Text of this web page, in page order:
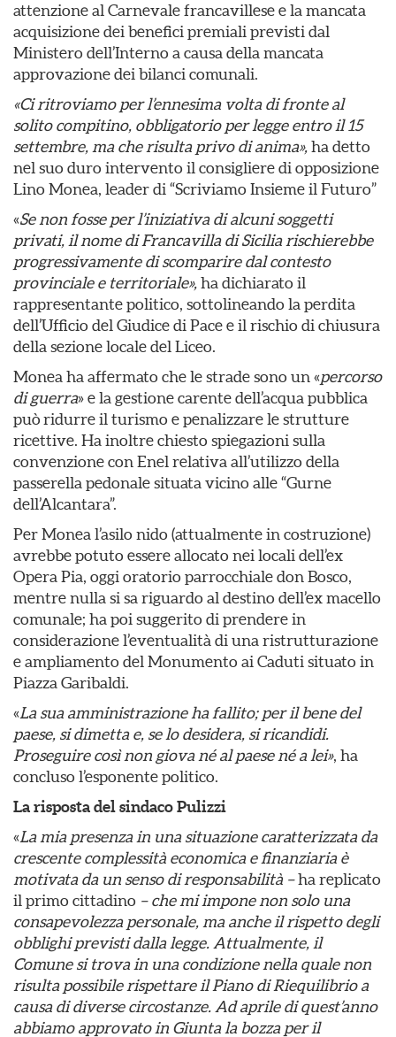
attenzione al Carnevale francavillese e la mancata
acquisizione dei benefici premiali previsti dal
Ministero dell’Interno a causa della mancata
approvazione dei bilanci comunali.
«Ci ritroviamo per l’ennesima volta di fronte al
solito compitino, obbligatorio per legge entro il 15
settembre, ma che risulta privo di anima»,ha detto
nel suo duro intervento il consigliere di opposizione
Lino Monea, leader di “Scriviamo Insieme il Futuro”
«Se non fosse per l’iniziativa di alcuni soggetti
privati, il nome di Francavilla di Sicilia rischierebbe
progressivamente di scomparire dal contesto
provinciale e territoriale»,ha dichiarato il
rappresentante politico, sottolineando la perdita
dell’Ufficio del Giudice di Pace e il rischio di chiusura
della sezione locale del Liceo.
Monea ha affermato che le strade sono un «percorso
di guerra» e la gestione carente dell’acqua pubblica
può ridurre il turismo e penalizzare le strutture
ricettive. Ha inoltre chiesto spiegazioni sulla
convenzione con Enel relativa all’utilizzo della
passerella pedonale situata vicino alle “Gurne
dell’Alcantara”.
Per Monea l’asilo nido (attualmente in costruzione)
avrebbe potuto essere allocato nei locali dell’ex
Opera Pia, oggi oratorio parrocchiale don Bosco,
mentre nulla si sa riguardo al destino dell’ex macello
comunale; ha poi suggerito di prendere in
considerazione l’eventualità di una ristrutturazione
e ampliamento del Monumento ai Caduti situato in
Piazza Garibaldi.
«La sua amministrazione ha fallito; per il bene del
paese, si dimetta e, se lo desidera, si ricandidi.
Proseguire così non giova né al paese né a lei», ha
concluso l’esponente politico.
La risposta del sindaco Pulizzi
«La mia presenza in una situazione caratterizzata da
crescente complessità economica e finanziaria è
motivata da un senso di responsabilità –ha replicato
il primo cittadino – che mi impone non solo una
consapevolezza personale, ma anche il rispetto degli
obblighi previsti dalla legge. Attualmente, il
Comune si trova in una condizione nella quale non
risulta possibile rispettare il Piano di Riequilibrio a
causa di diverse circostanze. Ad aprile di quest’anno
abbiamo approvato in Giunta la bozza per il